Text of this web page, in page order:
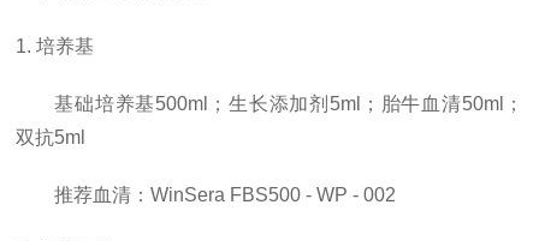
1. 培养基
基础培养基500ml；生长添加剂5ml；胎牛血清50ml；
双抗5ml
推荐血清：WinSera FBS500 - WP - 002